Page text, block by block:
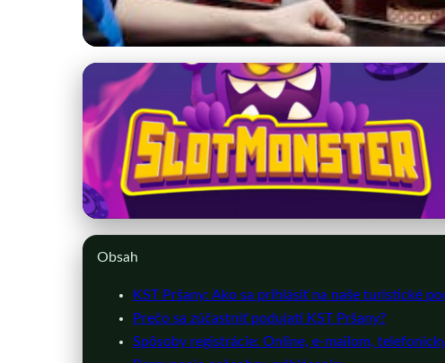
Výhody členstva v KST Pršany
Zažite Dobrodružstvo
27. 2. 2026· 10 min čítania · Autor: Peter Holý
Obsah
KST Pršany: Ako sa prihlásiť na naše turistické
Prečo sa zúčastniť podujatí KST Pršany?
Spôsoby registrácie: Online, e-mailom,